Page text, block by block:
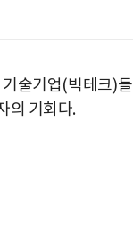
술기업(빅테크)들
의 기회다.